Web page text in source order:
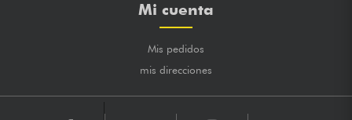
Mi cuenta
Mis pedidos
mis direcciones